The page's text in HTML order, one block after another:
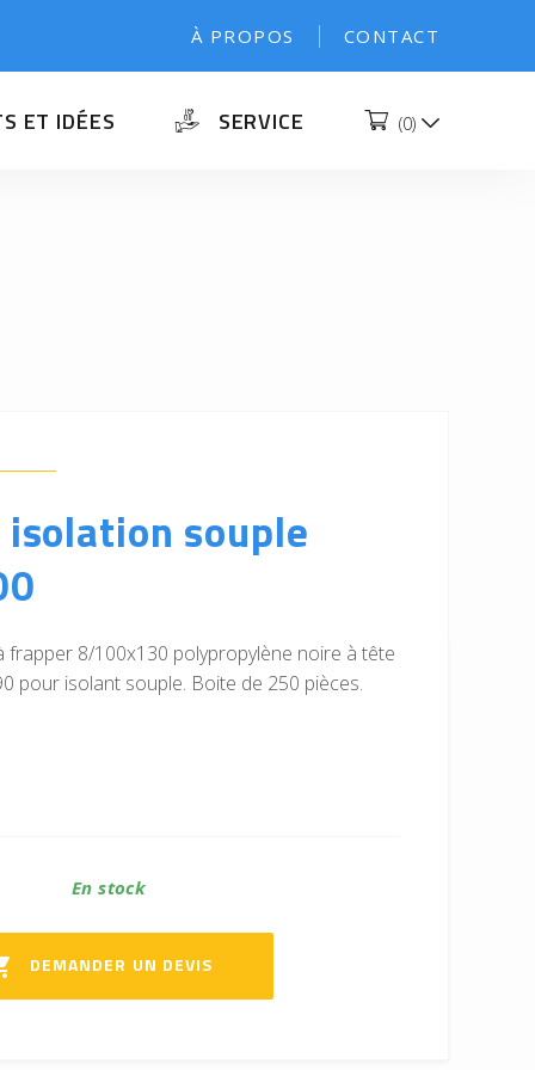
À PROPOS CONTACT
ET IDÉES SERVICE (0)
souple
frapper 8/100x130 polypropylène noire à tête
pour isolant souple. Boite de 250 pièces.
En stock
DEMANDER UN DEVIS